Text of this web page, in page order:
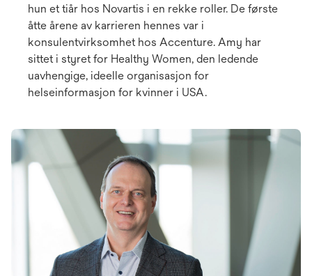
hun et tiår hos Novartis i en rekke roller. De første
åtte årene av karrieren hennes var i
konsulentvirksomhet hos Accenture. Amy har
sittet i styret for Healthy Women, den ledende
uavhengige, ideelle organisasjon for
helseinformasjon for kvinner i USA.